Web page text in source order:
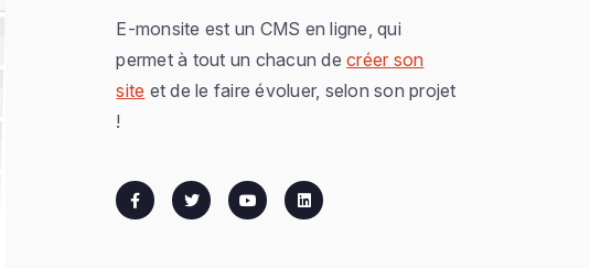
E-monsite est un CMS en ligne, qui
permet à tout un chacun decréer son
site et de le faire évoluer, selon son projet
!